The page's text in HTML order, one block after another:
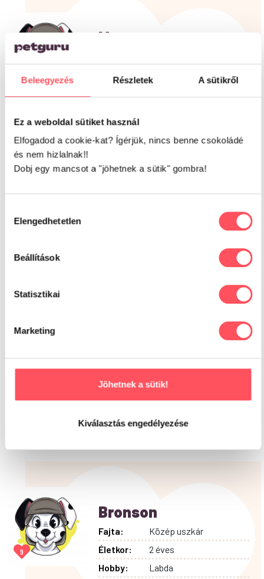
Beleegyezés Részletek A sütikről
Ez a weboldal sütiket használ
Elfogadod a cookie-kat? Ígérjük, nincs benne csokoládé
és nem hizlalnak!!
Dobj egy mancsot a "jöhetnek a sütik" gombra!
kiválasztása
Elengedhetetlen
Beállítások
Statisztikai
Marketing
Jöhetnek a sütik!
Kiválasztás engedélyezése
2
Mex
Életkor:
6
9
Bronson
Fajta:
Közép uszkár
Életkor:
2 éves
Hobby:
Labda